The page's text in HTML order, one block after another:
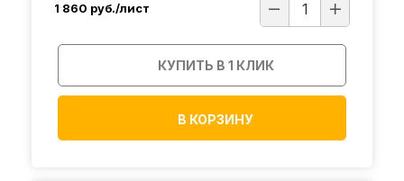
1 860 руб./лист
КУПИТЬ В 1 КЛИК
В КОРЗИНУ